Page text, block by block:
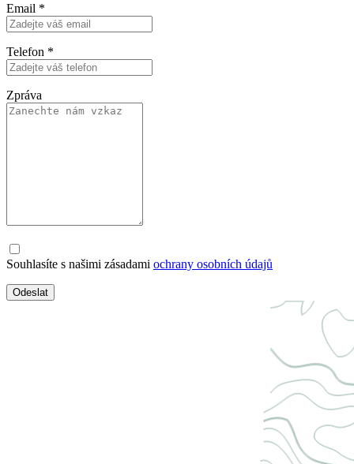
Email *
Telefon *
Zpráva
Souhlasíte s našimi zásadami ochrany osobních údajů
Odeslat